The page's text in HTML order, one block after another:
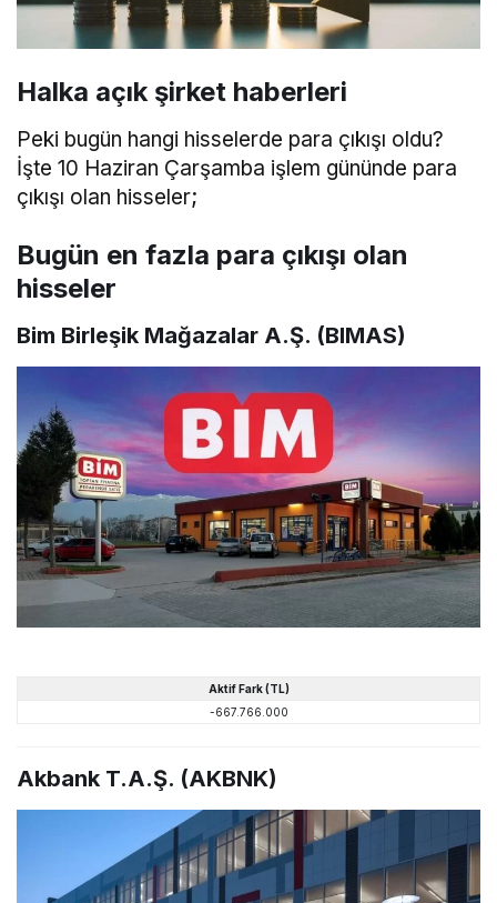
Halka açık şirket haberleri
Peki bugün hangi hisselerde para çıkışı oldu?
İşte 10 Haziran Çarşamba işlem gününde para
çıkışı olan hisseler;
Bugün en fazla para çıkışı olan
hisseler
Bim Birleşik Mağazalar A.Ş. (BIMAS)
Aktif Fark (TL)
-667.766.000
Akbank T.A.Ş. (AKBNK)